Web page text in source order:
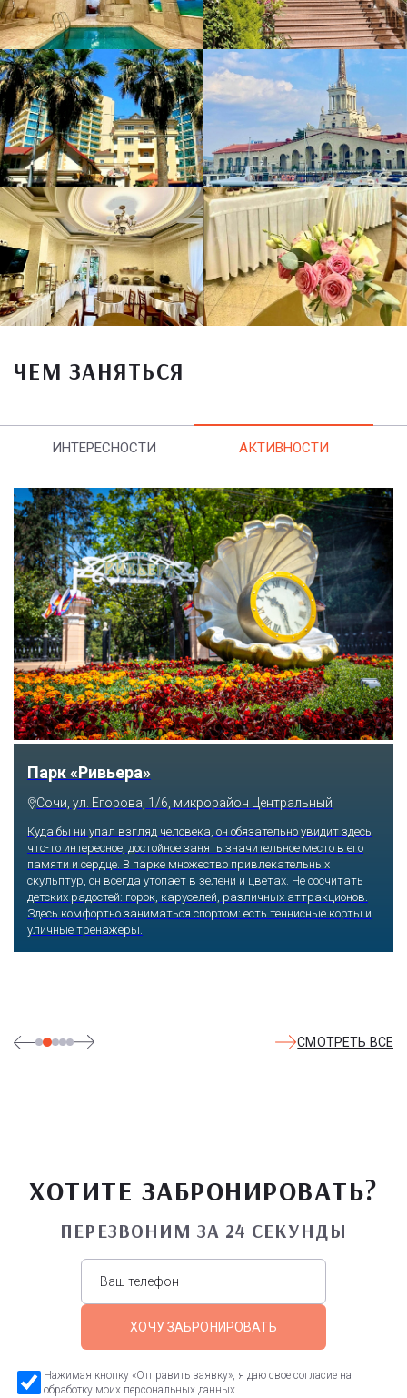
ЧЕМ ЗАНЯТЬСЯ
ИНТЕРЕСНОСТИ АКТИВНОСТИ
Парк «Ривьера»
Сочи, ул. Егорова, 1/6, микрорайон Центральный
Куда бы ни упал взгляд человека, он обязательно увидит здесь
что-то интересное, достойное занять значительное место в его
памяти и сердце. В парке множество привлекательных
скульптур, он всегда утопает в зелени и цветах. Не сосчитать
детских радостей: горок, каруселей, различных аттракционов.
Здесь комфортно заниматься спортом: есть теннисные корты и
уличные тренажеры.
СМОТРЕТЬ ВСЕ
ХОТИТЕ ЗАБРОНИРОВАТЬ?
ПЕРЕЗВОНИМ ЗА 24 СЕКУНДЫ
ХОЧУ ЗАБРОНИРОВАТЬ
Нажимая кнопку «Отправить заявку», я даю свое согласие на
обработку моих персональных данных